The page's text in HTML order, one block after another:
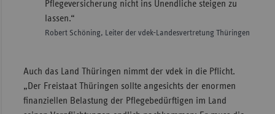
Pflegeversicherung nicht ins Unendliche steigen zu
lassen.“
Robert Schöning, Leiter der vdek-Landesvertretung Thüringen
Auch das Land Thüringen nimmt der vdek in die Pflicht.
„Der Freistaat Thüringen sollte angesichts der enormen
finanziellen Belastung der Pflegebedürftigen im Land